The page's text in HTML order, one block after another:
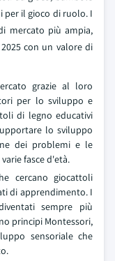
il gioco di ruolo. I
mercato più ampia,
con un valore di
grazie al loro
per lo sviluppo e
di legno educativi
lo sviluppo
dei problemi e le
fasce d'età.
cercano giocattoli
di apprendimento. I
sempre più
principi Montessori,
sensoriale che